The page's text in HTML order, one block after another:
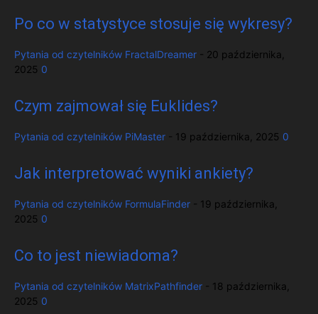
Po co w statystyce stosuje się wykresy?
Pytania od czytelników FractalDreamer
20 października,
2025 0
Czym zajmował się Euklides?
Pytania od czytelników PiMaster 19 października, 2025 0
Jak interpretować wyniki ankiety?
Pytania od czytelników FormulaFinder
19 października,
2025 0
Co to jest niewiadoma?
Pytania od czytelników MatrixPathfinder
18 października,
2025 0